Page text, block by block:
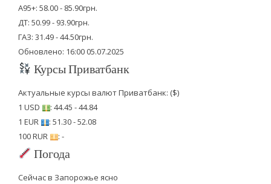
А95+: 58.00 - 85.90грн.
ДТ: 50.99 - 93.90грн.
ГАЗ: 31.49 - 44.50грн.
Обновлено: 16:00 05.07.2025
Курсы Приватбанк
Актуальные курсы валют Приватбанк: ($)
1 USD
: 44.45 - 44.84
1 EUR
: 51.30 - 52.08
100 RUR
: -
Погода
Сейчас в Запорожье ясно